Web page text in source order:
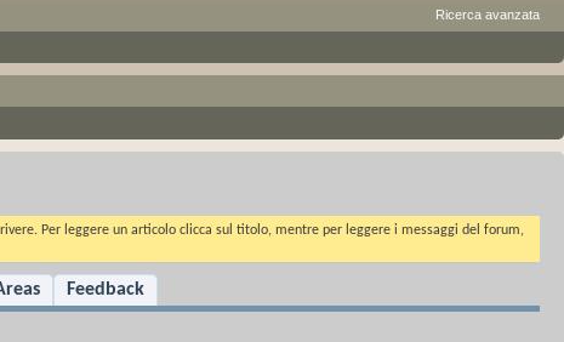
Ricerca avanzata
Per leggere un articolo clicca sul titolo, mentre per leggere i messaggi del forum,
Feedback